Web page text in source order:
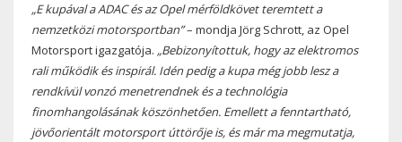
„E kupával a ADAC és az Opel mérföldkövet teremtett a
nemzetközi motorsportban”– mondja Jörg Schrott, az Opel
Motorsport igazgatója. „Bebizonyítottuk, hogy az elektromos
rali működik és inspirál. Idén pedig a kupa még jobb lesz a
rendkívül vonzó menetrendnek és a technológia
finomhangolásának köszönhetően. Emellett a fenntartható,
jövőorientált motorsport úttörője is, és már ma megmutatja,